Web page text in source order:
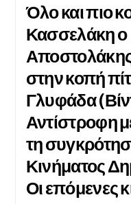
Όλο και πιο
Κασσελάκη ο
στην κοπή
Γλυφάδα
Αντίστροφη
τη
Κινήματος
Οι επόμενες